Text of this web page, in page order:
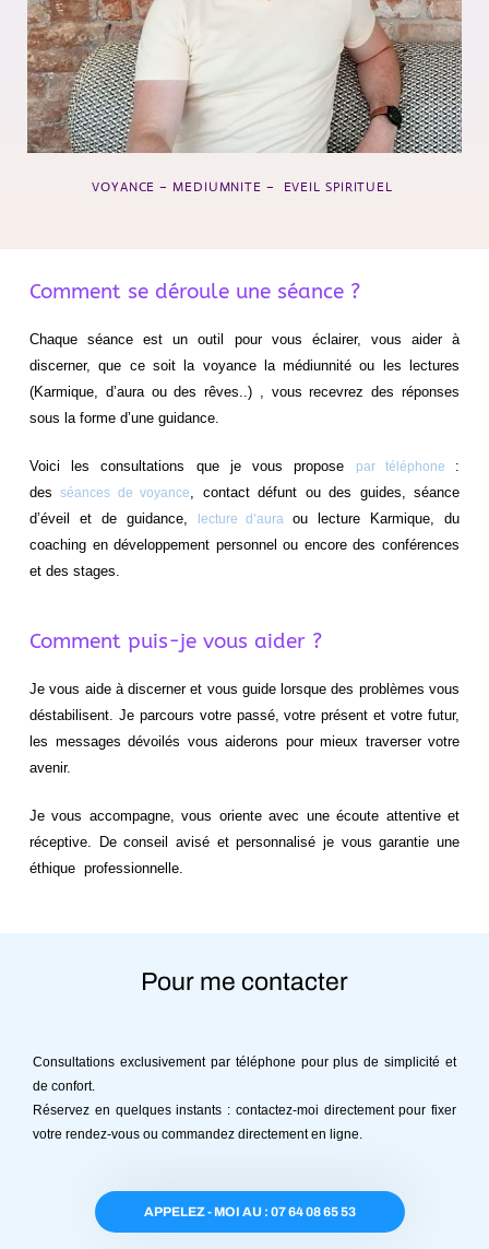
VOYANCE – MEDIUMNITE – EVEIL SPIRITUEL
Comment se déroule une séance ?
Chaque séance est un outil pour vous éclairer, vous aider à
discerner, que ce soit la voyance la médiunnité ou les lectures
(Karmique, d’aura ou des rêves..) , vous recevrez des réponses
sous la forme d’une guidance.
Voici les consultations que je vous propose par téléphone :
desséances de voyance, contact défunt ou des guides, séance
d’éveil et de guidance,
lecture d’auraou lecture Karmique, du
coaching en développement personnel ou encore des conférences
et des stages.
Comment puis-je vous aider ?
Je vous aide à discerner et vous guide lorsque des problèmes vous
déstabilisent. Je parcours votre passé, votre présent et votre futur,
les messages dévoilés vous aiderons pour mieux traverser votre
avenir.
Je vous accompagne, vous oriente avec une écoute attentive et
réceptive. De conseil avisé et personnalisé je vous garantie une
éthique professionnelle.
Pour me contacter
Consultations exclusivement par téléphone pour plus de simplicité et
de confort.
Réservez en quelques instants : contactez-moi directement pour fixer
votre rendez-vous ou commandez directement en ligne.
APPELEZ - MOI AU : 07 64 08 65 53